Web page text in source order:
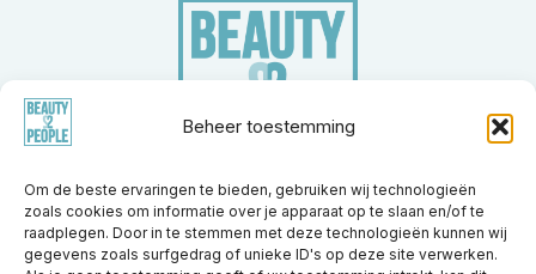
Beheer toestemming
Om de beste ervaringen te bieden, gebruiken wij technologieën
zoals cookies om informatie over je apparaat op te slaan en/of te
raadplegen. Door in te stemmen met deze technologieën kunnen wij
gegevens zoals surfgedrag of unieke ID's op deze site verwerken.
Merken ApparatuurNieuwsberichten Trainingen
KennisbankPartnersOver ons VacaturesContact